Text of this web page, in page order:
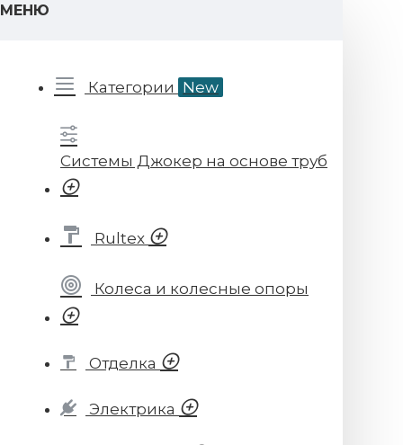
МЕНЮ
Категории New
Системы Джокер на основе труб
Rultex
Колеса и колесные опоры
Отделка
Электрика